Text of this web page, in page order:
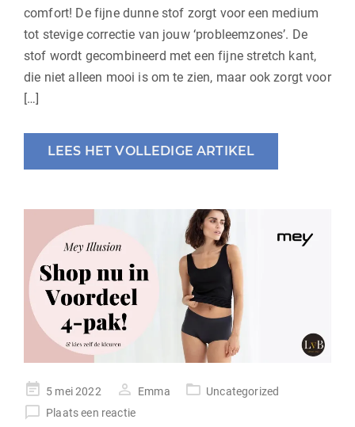
comfort! De fijne dunne stof zorgt voor een medium
tot stevige correctie van jouw ‘probleemzones’. De
stof wordt gecombineerd met een fijne stretch kant,
die niet alleen mooi is om te zien, maar ook zorgt voor
[…]
LEES HET VOLLEDIGE ARTIKEL
geplaatst
op
5 mei 2022 Emma
Uncategorized
Plaats een reactie